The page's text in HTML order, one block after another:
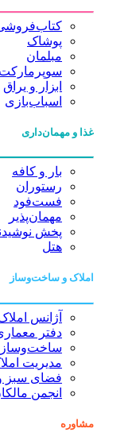
پوشاک
مبلمان
سوپرمارکت
ابزار و یراق
اسباب‌بازی
غذا و مهمان‌داری
بار و کافه
رستوران
فست‌فود
مهمان‌پذیر
پخش
هتل
املاک و ساخت‌وساز
آژانس
دفتر
ساخت‌وساز
مدیریت
فضای سبز و
انجمن
مشاوره